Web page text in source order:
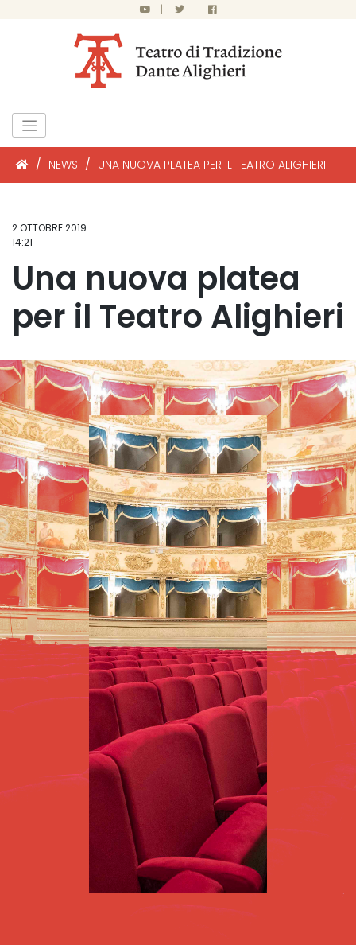
| |
/ NEWS / UNA NUOVA PLATEA PER IL TEATRO ALIGHIERI
2 OTTOBRE 2019
14:21
Una nuova platea
per il Teatro Alighieri